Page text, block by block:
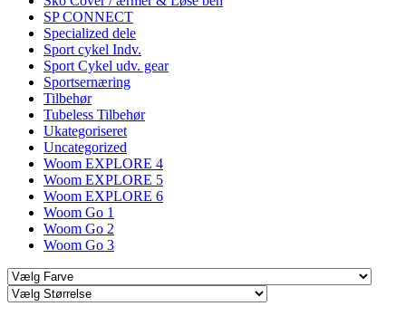
SP CONNECT
Specialized dele
Sport cykel Indv.
Sport Cykel udv. gear
Sportsernæring
Tilbehør
Tubeless Tilbehør
Ukategoriseret
Uncategorized
Woom EXPLORE 4
Woom EXPLORE 5
Woom EXPLORE 6
Woom Go 1
Woom Go 2
Woom Go 3